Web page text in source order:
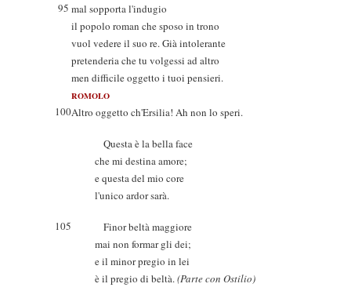
95 mal sopporta l'indugio
il popolo roman che sposo in trono
vuol vedere il suo re. Già intolerante
pretenderia che tu volgessi ad altro
men difficile oggetto i tuoi pensieri.
ROMOLO
100Altro oggetto ch'Ersilia! Ah non lo speri.
Questa è la bella face
che mi destina amore;
e questa del mio core
l'unico ardor sarà.
105
Finor beltà maggiore
mai non formar gli dei;
e il minor pregio in lei
è il pregio di beltà.(Parte con Ostilio)